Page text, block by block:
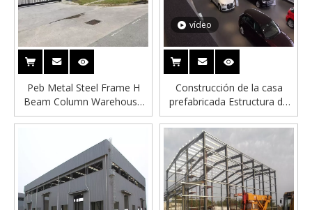
Peb Metal Steel Frame H
Beam Column Warehouse
Building Building
vídeo
Construcción de la casa
prefabricada Estructura de
acero Estructura de acero
Taller de automóviles Audi
4S Showroom